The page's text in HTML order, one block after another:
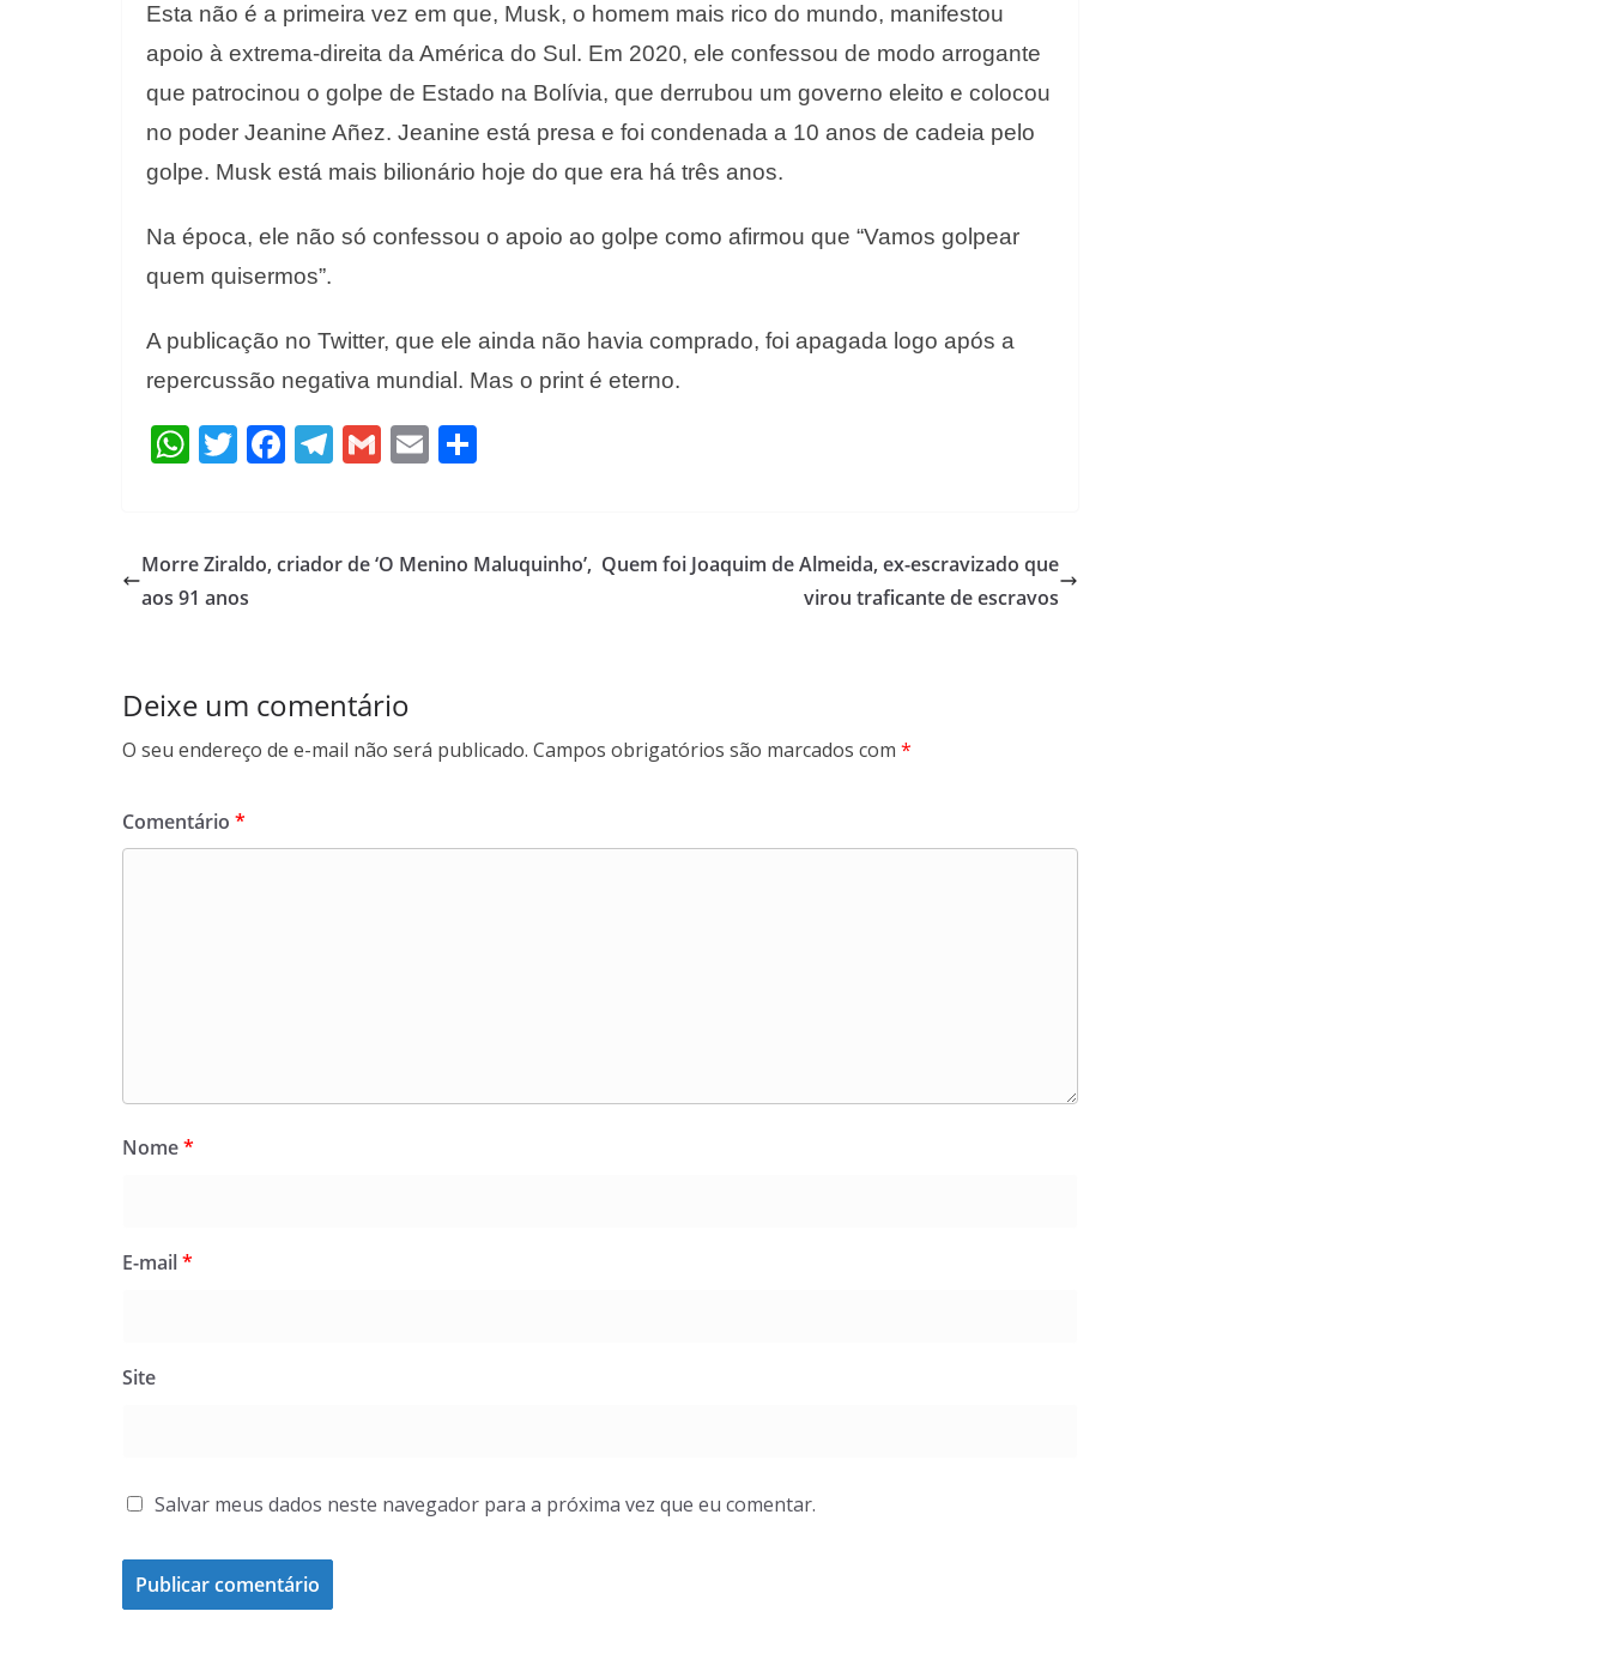
Esta não é a primeira vez em que, Musk, o homem mais rico do mundo, manifestou
apoio à extrema-direita da América do Sul. Em 2020, ele confessou de modo arrogante
que patrocinou o golpe de Estado na Bolívia, que derrubou um governo eleito e colocou
no poder Jeanine Añez. Jeanine está presa e foi condenada a 10 anos de cadeia pelo
golpe. Musk está mais bilionário hoje do que era há três anos.
Na época, ele não só confessou o apoio ao golpe como afirmou que “Vamos golpear
quem quisermos”.
A publicação no Twitter, que ele ainda não havia comprado, foi apagada logo após a
repercussão negativa mundial. Mas o print é eterno.
W
s
A
T
er
F
b
T
gr
G
l
E
l e
Morre Ziraldo, criador de ‘O Menino Maluquinho’,
aos 91 anos
Quem foi Joaquim de Almeida, ex-escravizado que
virou traficante de escravos
Deixe um comentário
O seu endereço de e-mail não será publicado. Campos obrigatórios são marcados com *
Comentário *
Nome*
E-mail*
Site
Salvar meus dados neste navegador para a próxima vez que eu comentar.